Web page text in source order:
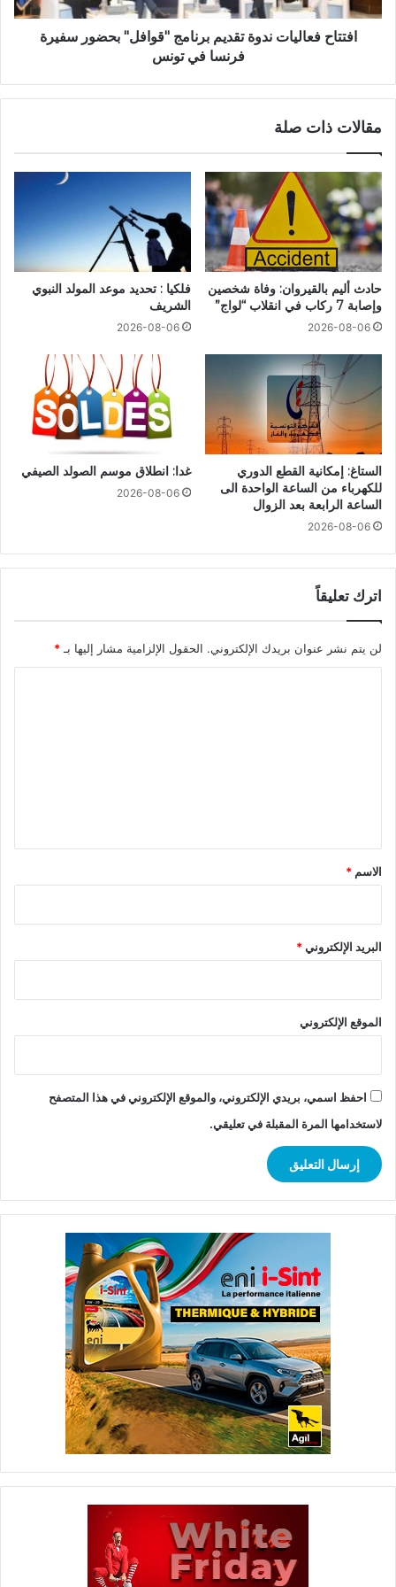
افتتاح فعاليات ندوة تقديم برنامج "قوافل" بحضور سفيرة
فرنسا في تونس
مقالات ذات صلة
حادث أليم بالقيروان: وفاة شخصين
وإصابة 7 ركاب في انقلاب “لواج”
2026-08-06
فلكيا : تحديد موعد المولد النبوي
الشريف
2026-08-06
الستاغ: إمكانية القطع الدوري
للكهرباء من الساعة الواحدة الى
الساعة الرابعة بعد الزوال
2026-08-06
غدا: انطلاق موسم الصولد الصيفي
2026-08-06
اترك تعليقاً
لن يتم نشر عنوان بريدك الإلكتروني. الحقول الإلزامية مشار إليها بـ *
*
الاسم *
البريد الإلكتروني*
الموقع الإلكتروني
احفظ اسمي، بريدي الإلكتروني، والموقع الإلكتروني في هذا المتصفح
لاستخدامها المرة المقبلة في تعليقي.